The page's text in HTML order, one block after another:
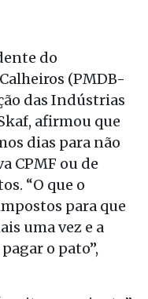
do
(PMDB-
das Indústrias
afirmou que
dias para não
CPMF ou de
“O que o
para que
uma vez e a
o pato”,